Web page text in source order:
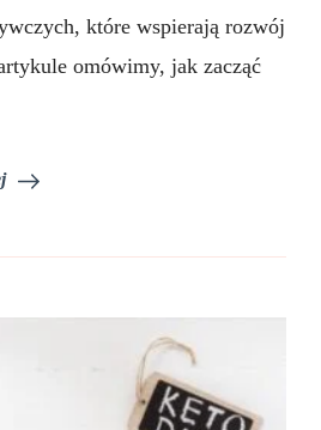
które wspierają rozwój
omówimy, jak zacząć